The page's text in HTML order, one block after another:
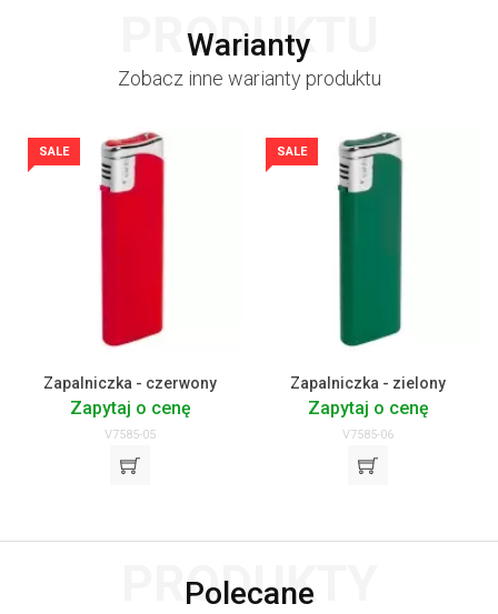
Warianty
PRODUKTU
Zobacz inne warianty produktu
SALE
Zapalniczka - czerwony
Zapytaj o cenę
V7585-05
SALE
Zapalniczka - zielony
Zapytaj o cenę
V7585-06
Polecane
PRODUKTY